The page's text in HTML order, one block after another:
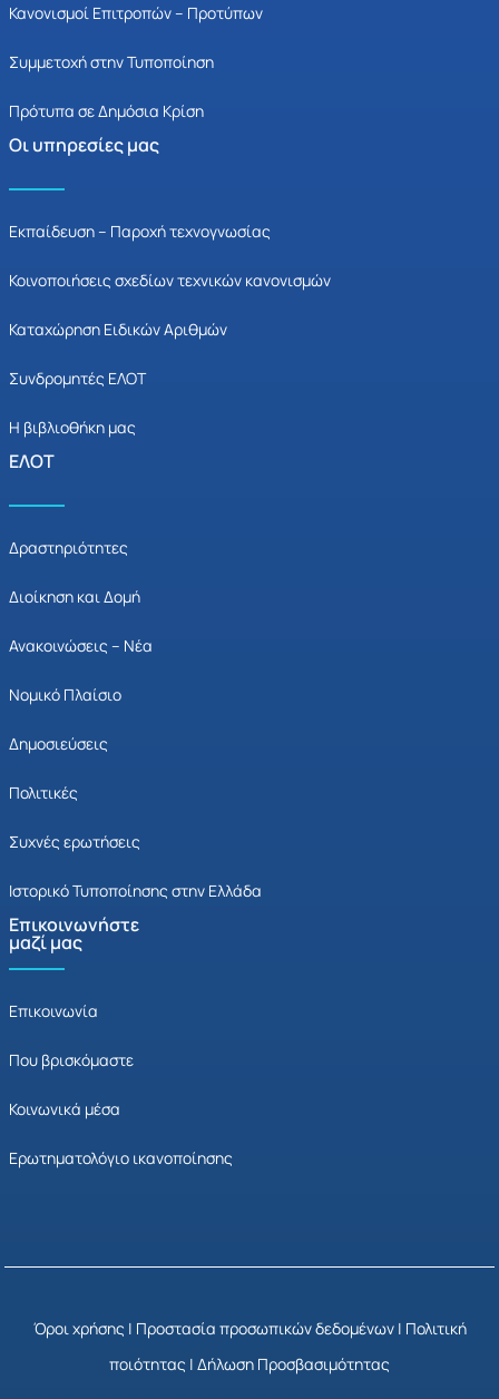
Κανονισμοί Επιτροπών – Προτύπων
Συμμετοχή στην Τυποποίηση
Πρότυπα σε Δημόσια Κρίση
Οι υπηρεσίες μας
Εκπαίδευση – Παροχή τεχνογνωσίας
Κοινοποιήσεις σχεδίων τεχνικών κανονισμών
Καταχώρηση Ειδικών Αριθμών
Συνδρομητές ΕΛΟΤ
Η βιβλιοθήκη μας
ΕΛΟΤ
Δραστηριότητες
Διοίκηση και Δομή
Ανακοινώσεις – Νέα
Νομικό Πλαίσιο
Δημοσιεύσεις
Πολιτικές
Συχνές ερωτήσεις
Ιστορικό Τυποποίησης στην Ελλάδα
Επικοινωνήστε
μαζί μας
Επικοινωνία
Που βρισκόμαστε
Κοινωνικά μέσα
Ερωτηματολόγιο ικανοποίησης
Όροι χρήσης | Προστασία προσωπικών δεδομένων| Πολιτική
ποιότητας | Δήλωση Προσβασιμότητας